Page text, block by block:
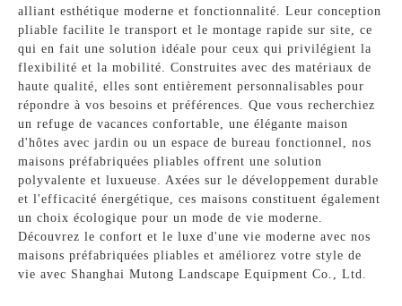
alliant esthétique moderne et fonctionnalité. Leur conception
pliable facilite le transport et le montage rapide sur site, ce
qui en fait une solution idéale pour ceux qui privilégient la
flexibilité et la mobilité. Construites avec des matériaux de
haute qualité, elles sont entièrement personnalisables pour
répondre à vos besoins et préférences. Que vous recherchiez
un refuge de vacances confortable, une élégante maison
d'hôtes avec jardin ou un espace de bureau fonctionnel, nos
maisons préfabriquées pliables offrent une solution
polyvalente et luxueuse. Axées sur le développement durable
et l'efficacité énergétique, ces maisons constituent également
un choix écologique pour un mode de vie moderne.
Découvrez le confort et le luxe d'une vie moderne avec nos
maisons préfabriquées pliables et améliorez votre style de
vie avec Shanghai Mutong Landscape Equipment Co., Ltd.